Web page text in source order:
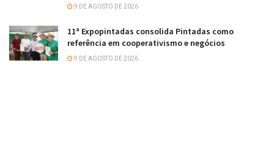
9 DE AGOSTO DE 2026
11ª Expopintadas consolida Pintadas como
referência em cooperativismo e negócios
9 DE AGOSTO DE 2026